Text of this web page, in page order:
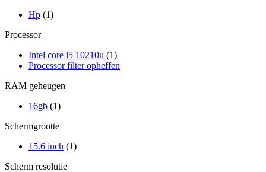
Hp (1)
Processor
Intel core i5 10210u (1)
Processor filter opheffen
RAM geheugen
16gb (1)
Schermgrootte
15.6 inch (1)
Scherm resolutie